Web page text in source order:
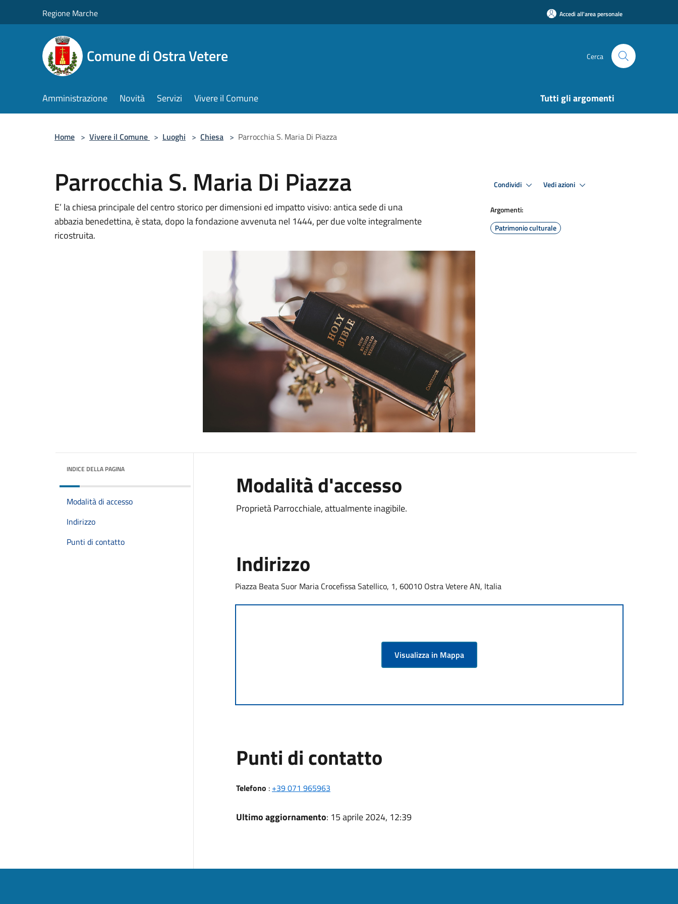
Regione Marche Accedi all'area personale
Comune di Ostra Vetere Cerca
Amministrazione Novità Servizi Vivere il Comune Tutti gli argomenti
Home > Vivere il Comune > Luoghi > Chiesa > Parrocchia S. Maria Di Piazza
Parrocchia S. Maria Di Piazza
E’ la chiesa principale del centro storico per dimensioni ed impatto visivo: antica sede di una
abbazia benedettina, è stata, dopo la fondazione avvenuta nel 1444, per due volte integralmente
ricostruita.
Condividi Vedi azioni
Argomenti:
Patrimonio culturale
INDICE DELLA PAGINA
Modalità di accesso
Indirizzo
Punti di contatto
Modalità d'accesso
Proprietà Parrocchiale, attualmente inagibile.
Indirizzo
Piazza Beata Suor Maria Crocefissa Satellico, 1, 60010 Ostra Vetere AN, Italia
Visualizza in Mappa
Punti di contatto
Telefono : +39 071 965963
Ultimo aggiornamento: 15 aprile 2024, 12:39